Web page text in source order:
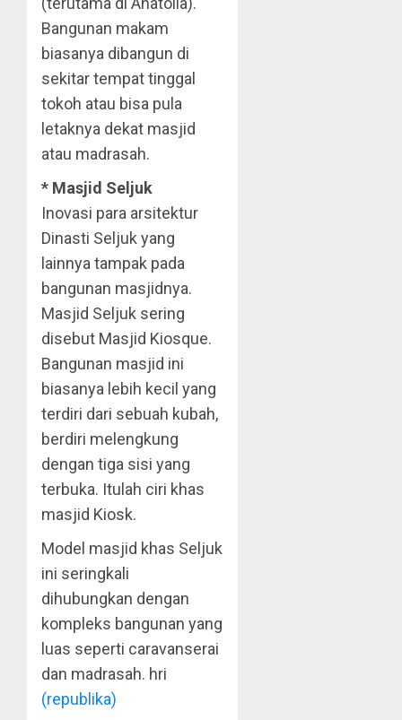
Bangunan makam
biasanya dibangun di
sekitar tempat tinggal
tokoh atau bisa pula
letaknya dekat masjid
atau madrasah.
* Masjid Seljuk
Inovasi para arsitektur
Dinasti Seljuk yang
lainnya tampak pada
bangunan masjidnya.
Masjid Seljuk sering
disebut Masjid Kiosque.
Bangunan masjid ini
biasanya lebih kecil yang
terdiri dari sebuah kubah,
berdiri melengkung
dengan tiga sisi yang
terbuka. Itulah ciri khas
masjid Kiosk.
Model masjid khas Seljuk
ini seringkali
dihubungkan dengan
kompleks bangunan yang
luas seperti caravanserai
dan madrasah. hri
(republika)